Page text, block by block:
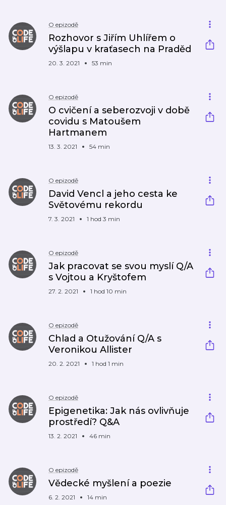
O epizodě
Rozhovor s Jiřím Uhlířem o
výšlapu v kraťasech na Praděd
20. 3. 2021 53 min
O epizodě
O cvičení a seberozvoji v době
covidu s Matoušem
Hartmanem
13. 3. 2021 54 min
O epizodě
David Vencl a jeho cesta ke
Světovému rekordu
7. 3. 2021 1 hod 3 min
O epizodě
Jak pracovat se svou myslí Q/A
s Vojtou a Kryštofem
27. 2. 2021 1 hod 10 min
O epizodě
Chlad a Otužování Q/A s
Veronikou Allister
20. 2. 2021 1 hod 1 min
O epizodě
Epigenetika: Jak nás ovlivňuje
prostředí? Q&A
13. 2. 2021 46 min
O epizodě
Vědecké myšlení a poezie
6. 2. 2021 14 min